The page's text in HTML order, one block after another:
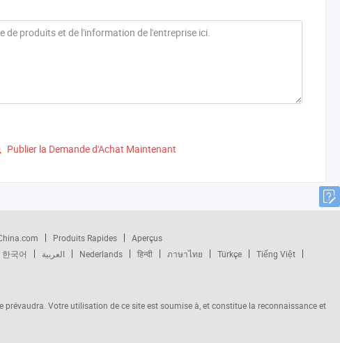
Publier la Demande d'Achat Maintenant
Produits Rapides
Aperçus
한국어 العربية Nederlands हिन्दी ภาษาไทย Türkçe
Tiếng Việt
Votre utilisation de ce site est soumise à, et constitue la reconnaissance et